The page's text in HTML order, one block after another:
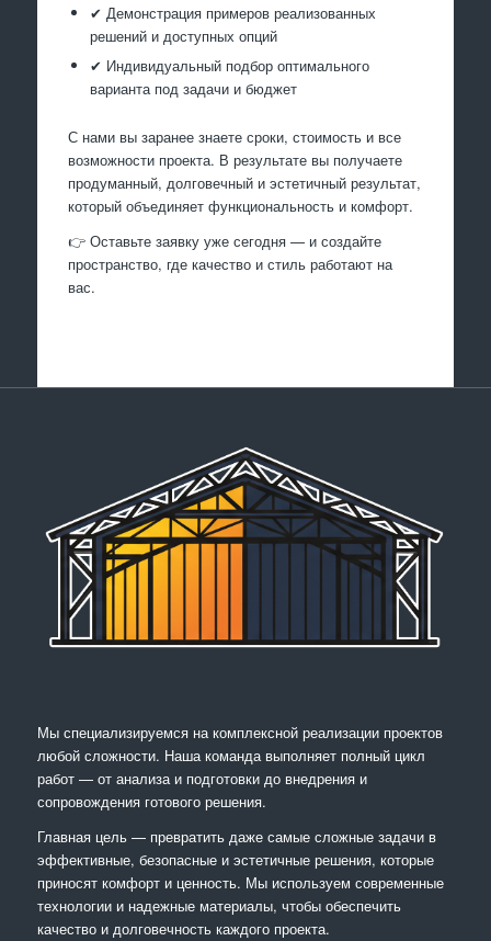
✔ Демонстрация примеров реализованных
решений и доступных опций
✔ Индивидуальный подбор оптимального
варианта под задачи и бюджет
С нами вы заранее знаете сроки, стоимость и все
возможности проекта. В результате вы получаете
продуманный, долговечный и эстетичный результат,
который объединяет функциональность и комфорт.
👉 Оставьте заявку уже сегодня — и создайте
пространство, где качество и стиль работают на
вас.
Мы специализируемся на комплексной реализации проектов
любой сложности. Наша команда выполняет полный цикл
работ — от анализа и подготовки до внедрения и
сопровождения готового решения.
Главная цель — превратить даже самые сложные задачи в
эффективные, безопасные и эстетичные решения, которые
приносят комфорт и ценность. Мы используем современные
технологии и надежные материалы, чтобы обеспечить
качество и долговечность каждого проекта.